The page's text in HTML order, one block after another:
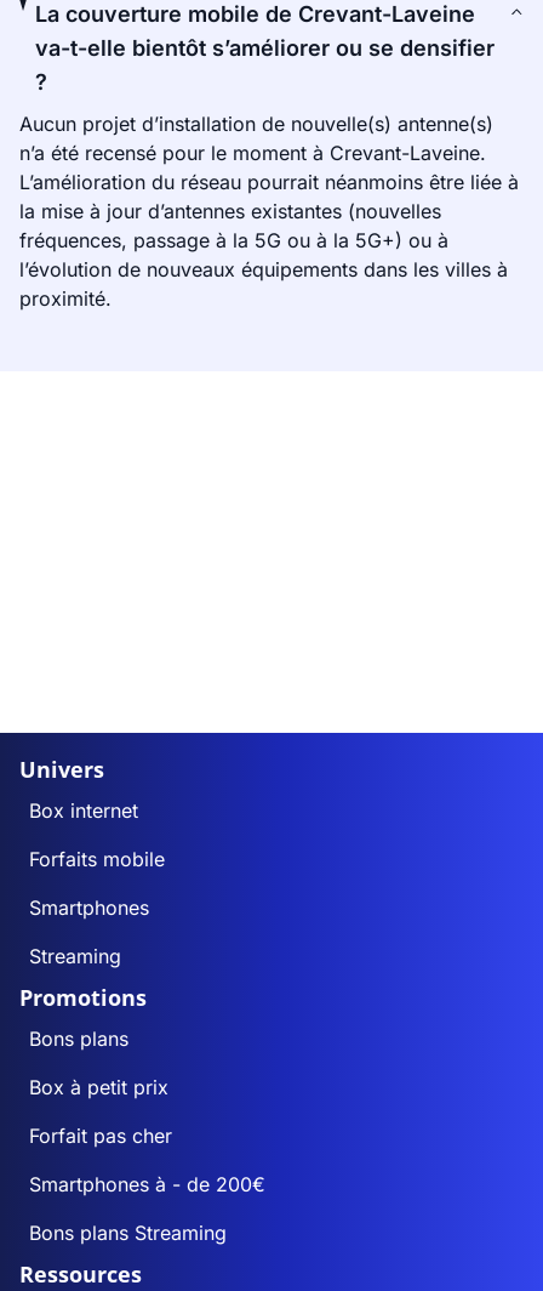
La couverture mobile de Crevant-Laveine
va-t-elle bientôt s’améliorer ou se densifier
?
Aucun projet d’installation de nouvelle(s) antenne(s)
n’a été recensé pour le moment à Crevant-Laveine.
L’amélioration du réseau pourrait néanmoins être liée à
la mise à jour d’antennes existantes (nouvelles
fréquences, passage à la 5G ou à la 5G+) ou à
l’évolution de nouveaux équipements dans les villes à
proximité.
Univers
Box internet
Forfaits mobile
Smartphones
Streaming
Promotions
Bons plans
Box à petit prix
Forfait pas cher
Smartphones à - de 200€
Bons plans Streaming
Ressources